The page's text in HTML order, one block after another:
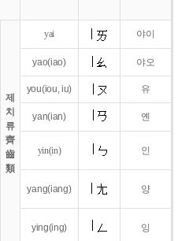
제
치
류
齊
齒
類
yai 야이
yao(iao) 야오
you(iou,iu) 유
yan(ian) 옌
yin(in) 인
yang(iang) 양
ying(ing) 잉